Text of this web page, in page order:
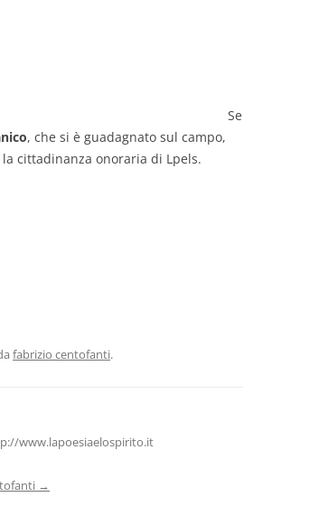
MARINO MAGLIANI
Se
, che si è guadagnato sul campo,
cittadinanza onoraria di Lpels.
fabrizio centofanti.
www.lapoesiaelospirito.it
→